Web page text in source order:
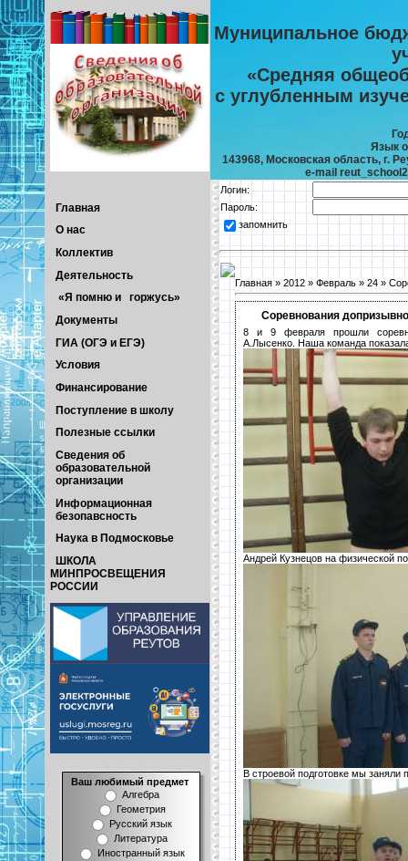
Муниципальное
«Средняя
с углубленным
Язык
143968, Московская область, г.
e-mail
Главная
О нас
Коллектив
Деятельность
«Я помню и горжусь»
Документы
ГИА (ОГЭ и ЕГЭ)
Условия
Финансирование
Поступление в школу
Полезные ссылки
Сведения об
образовательной
организации
Информационная
безопавсность
Наука в Подмосковье
ШКОЛА
МИНПРОСВЕЩЕНИЯ
РОССИИ
Ваш любимый предмет
Алгебра
Геометрия
Русский язык
Литература
Иностранный язык
Логин:
Пароль:
запомнить
Главная » 2012 » Февраль » 24 »
Cоревнования
8 и 9 февраля прошли
А.Лысенко. Наша команда
Андрей Кузнецов на физической
В строевой подготовке мы заняли